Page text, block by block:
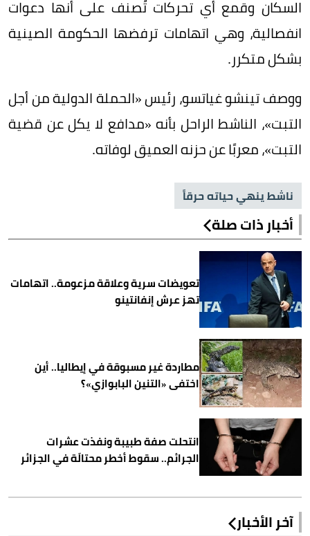
السكان وقمع أي تحركات تُصنف على أنها دعوات
انفصالية، وهي اتهامات ترفضها الحكومة الصينية
بشكل متكرر.
ووصف تينشو غياتسو، رئيس «الحملة الدولية من أجل
التبت»، الناشط الراحل بأنه «مدافع لا يكل عن قضية
التبت»، معربًا عن حزنه العميق لوفاته.
ناشط ينهي حياته حرقاً
أخبار ذات صلة
تعويضات سرية وعلاقة مزعومة.. اتهامات
تهز عرش إنفانتينو
مطاردة غير مسبوقة في إيطاليا.. أين
اختفى «التنين البابوازي»؟
انتحلت صفة طبيبة ونفذت عشرات
الجرائم.. سقوط أخطر محتالَة في الجزائر
آخر الأخبار